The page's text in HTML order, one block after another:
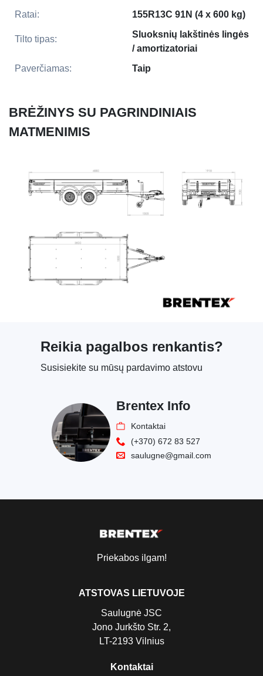
Ratai: 155R13C 91N (4 x 600 kg)
Tilto tipas:
Sluoksnių lakštinės lingės
/ amortizatoriai
Paverčiamas:
Taip
BRĖŽINYS SU PAGRINDINIAIS
MATMENIMIS
Reikia pagalbos renkantis?
Susisiekite su mūsų pardavimo atstovu
Brentex Info
Kontaktai
(+370) 672 83 527
saulugne@gmail.com
Priekabos ilgam!
ATSTOVAS LIETUVOJE
Saulugnė JSC
Jono Jurkšto Str. 2,
LT-2193 Vilnius
Kontaktai